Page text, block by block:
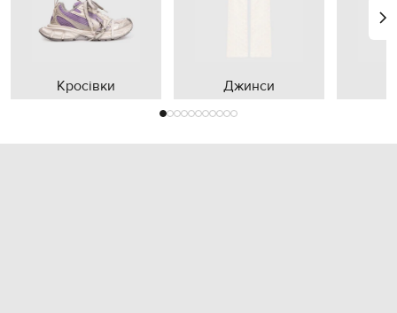
Кросівки Джинси